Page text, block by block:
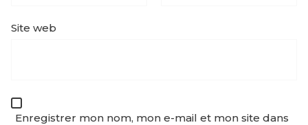
Site web
Enregistrer mon nom, mon e-mail et mon site dans